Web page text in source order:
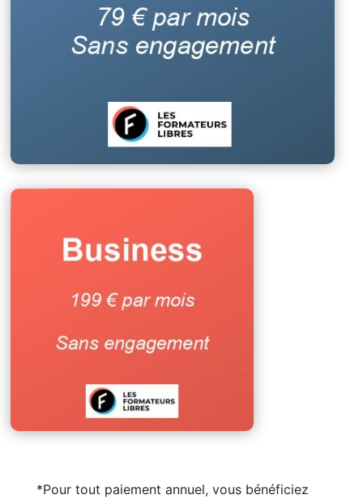
*Pour tout paiement annuel, vous bénéficiez